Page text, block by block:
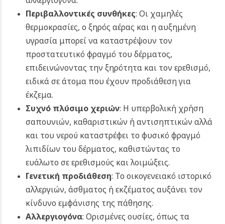
Περιβαλλοντικές συνθήκες: Οι χαμηλές
θερμοκρασίες, ο ξηρός αέρας και η αυξημένη
υγρασία μπορεί να καταστρέψουν τον
προστατευτικό φραγμό του δέρματος,
επιδεινώνοντας την ξηρότητα και τον ερεθισμό,
ειδικά σε άτομα που έχουν προδιάθεση για
έκζεμα.
Συχνό πλύσιμο χεριών: Η υπερβολική χρήση
σαπουνιών, καθαριστικών ή αντισηπτικών αλλά
και του νερού καταστρέφει το φυσικό φραγμό
λιπιδίων του δέρματος, καθιστώντας το
ευάλωτο σε ερεθισμούς και λοιμώξεις.
Γενετική προδιάθεση: Το οικογενειακό ιστορικό
αλλεργιών, άσθματος ή εκζέματος αυξάνει τον
κίνδυνο εμφάνισης της πάθησης.
Αλλεργιογόνα: Ορισμένες ουσίες, όπως τα